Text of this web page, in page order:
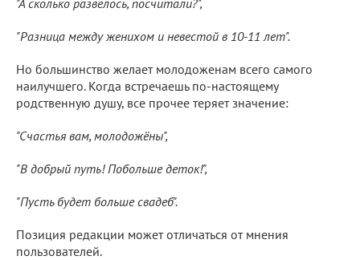
"Разница между женихом и невестой в 10-11 лет".
Но большинство желает молодоженам всего самого
наилучшего. Когда встречаешь по-настоящему
родственную душу, все прочее теряет значение:
"Счастья вам, молодожёны",
"В добрый путь! Побольше деток!",
"Пусть будет больше свадеб".
Позиция редакции может отличаться от мнения
пользователей.